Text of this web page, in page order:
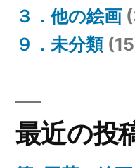
３．他の絵画
９．未分類
最近の投